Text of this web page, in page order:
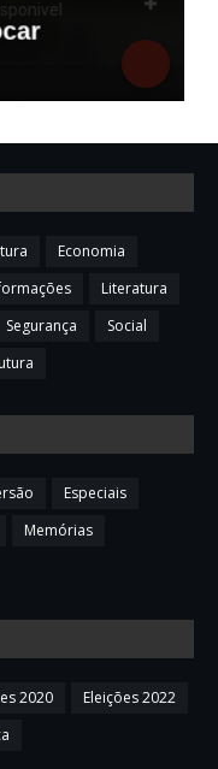
Economia
Literatura
Segurança
Social
Especiais
Memórias
2020
Eleições 2022